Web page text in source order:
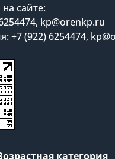
сайте:
kp@orenkp.ru
+7 (922) 6254474,
категория